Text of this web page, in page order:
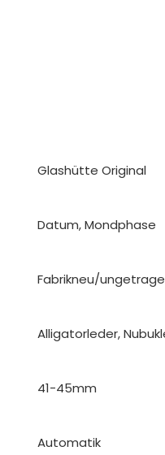
Glashütte Original
Datum, Mondphase
Fabrikneu/
Alligatorleder,
41-45mm
Automatik